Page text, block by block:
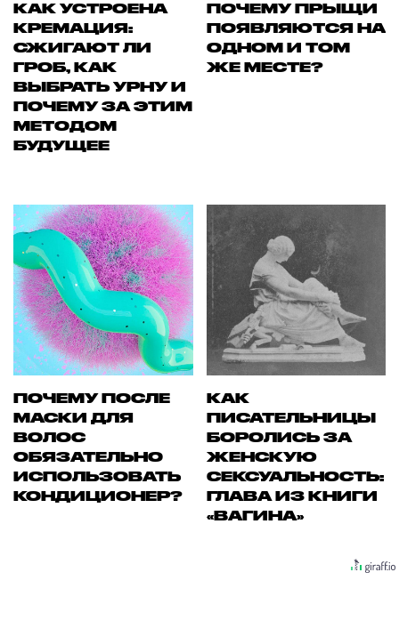
КАК УСТРОЕНА
КРЕМАЦИЯ:
СЖИГАЮТ ЛИ
ГРОБ, КАК
ВЫБРАТЬ УРНУ И
ПОЧЕМУ ЗА ЭТИМ
МЕТОДОМ
БУДУЩЕЕ
ПОЧЕМУ ПРЫЩИ
ПОЯВЛЯЮТСЯ НА
ОДНОМ И ТОМ
ЖЕ МЕСТЕ?
ПОЧЕМУ ПОСЛЕ
МАСКИ ДЛЯ
ВОЛОС
ОБЯЗАТЕЛЬНО
ИСПОЛЬЗОВАТЬ
КОНДИЦИОНЕР?
КАК
ПИСАТЕЛЬНИЦЫ
БОРОЛИСЬ ЗА
ЖЕНСКУЮ
СЕКСУАЛЬНОСТЬ:
ГЛАВА ИЗ КНИГИ
«ВАГИНА»